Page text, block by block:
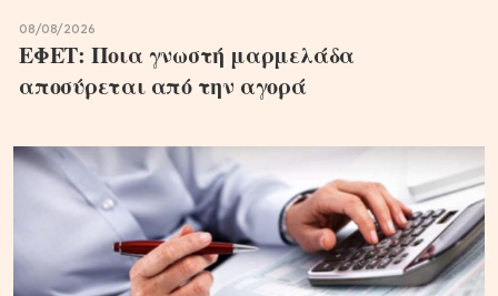
08/08/2026
ΕΦΕΤ: Ποια γνωστή μαρμελάδα
αποσύρεται από την αγορά